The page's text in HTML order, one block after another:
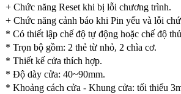
+ Chức năng Reset khi bị lỗi chương trình.
+ Chức năng cảnh báo khi Pin yếu và lỗi
* Có thiết lập chế độ tự động hoặc chế độ
* Trọn bộ gồm: 2 thẻ từ nhỏ, 2 chìa cơ.
* Thiết kế cửa thích hợp.
* Độ dày cửa: 40~90mm.
* Khoảng cách cửa - Khung cửa: tối thiểu